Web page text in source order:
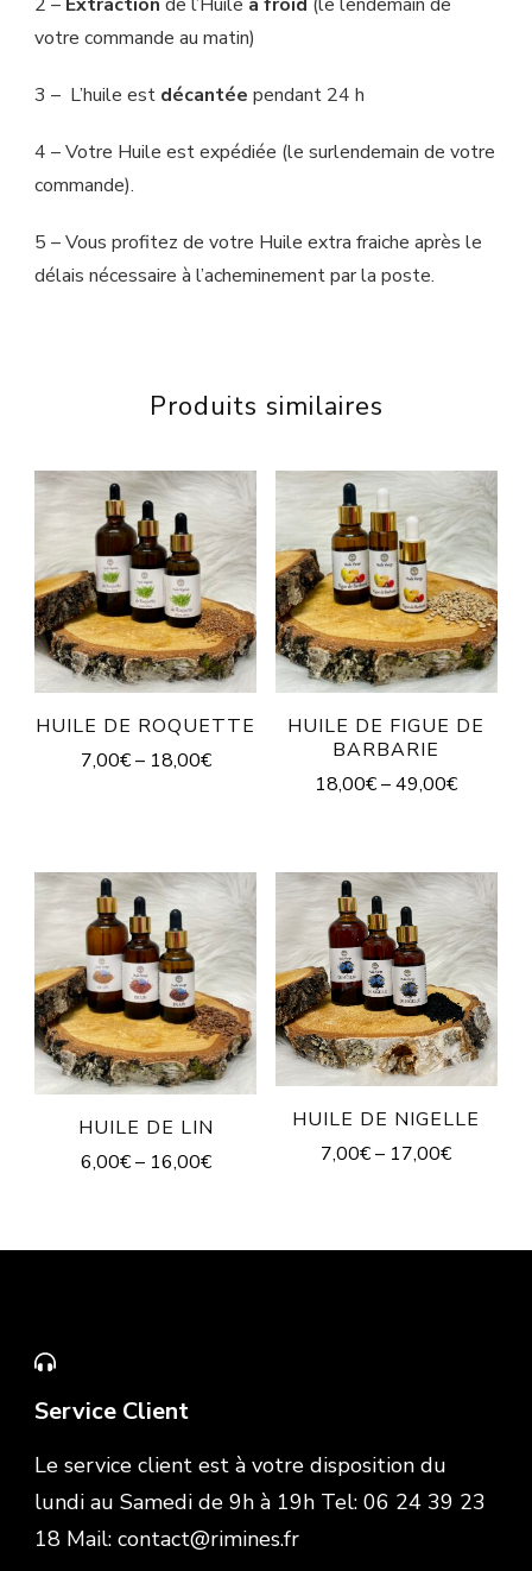
votre commande au matin)
3 – L’huile est décantée pendant 24 h
4 – Votre Huile est expédiée (le surlendemain de votre
commande).
5 – Vous profitez de votre Huile extra fraiche après le
délais nécessaire à l’acheminement par la poste.
Produits similaires
HUILE DE ROQUETTE
7,00€– 18,00€
HUILE DE FIGUE DE
BARBARIE
18,00€–49,00€
HUILE DE LIN
6,00€– 16,00€
HUILE DE NIGELLE
7,00€– 17,00€
Service Client
Le service client est à votre disposition du
lundi au Samedi de 9h à 19h Tel: 06 24 39 23
18 Mail: contact@rimines.fr